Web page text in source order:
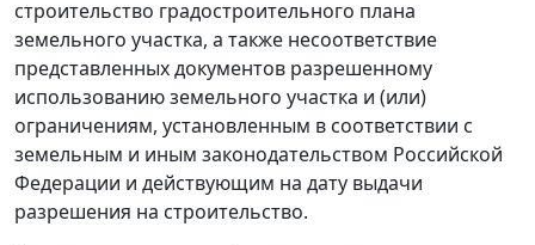
строительство градостроительного плана
земельного участка, а также несоответствие
представленных документов разрешенному
использованию земельного участка и (или)
ограничениям, установленным в соответствии с
земельным и иным законодательством Российской
Федерации и действующим на дату выдачи
разрешения на строительство.